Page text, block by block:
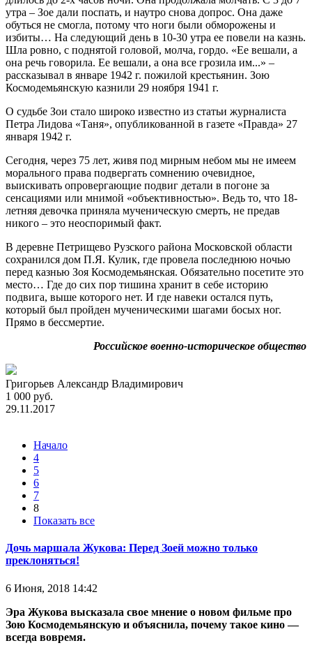
утра – Зое дали поспать, и наутро снова допрос. Она даже
обуться не смогла, потому что ноги были обморожены и
избиты… На следующий день в 10-30 утра ее повели на казнь.
Шла ровно, с поднятой головой, молча, гордо. «Ее вешали, а
она речь говорила. Ее вешали, а она все грозила им...» –
рассказывал в январе 1942 г. пожилой крестьянин. Зою
Космодемьянскую казнили 29 ноября 1941 г.
О судьбе Зои стало широко известно из статьи журналиста
Петра Лидова «Таня», опубликованной в газете «Правда» 27
января 1942 г.
Сегодня, через 75 лет, живя под мирным небом мы не имеем
морального права подвергать сомнению очевидное,
выискивать опровергающие подвиг детали в погоне за
сенсациями или мнимой «объективностью». Ведь то, что 18-
летняя девочка приняла мученическую смерть, не предав
никого – это неоспоримый факт.
В деревне Петрищево Рузского района Московской области
сохранился дом П.Я. Кулик, где провела последнюю ночью
перед казнью Зоя Космодемьянская. Обязательно посетите это
место… Где до сих пор тишина хранит в себе историю
подвига, выше которого нет. И где навеки остался путь,
который был пройден мученическими шагами босых ног.
Прямо в бессмертие.
Российское военно-историческое общество
Григорьев Александр Владимирович
1 000 руб.
29.11.2017
Начало
4
5
6
7
8
Показать все
Дочь маршала Жукова: Перед Зоей можно только
преклоняться!
6 Июня, 2018 14:42
Эра Жукова высказала свое мнение о новом фильме про
Зою Космодемьянскую и объяснила, почему такое кино —
всегда вовремя.